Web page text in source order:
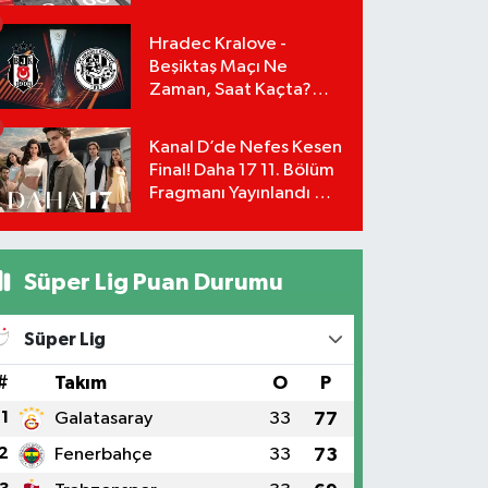
Hradec Kralove -
Beşiktaş Maçı Ne
Zaman, Saat Kaçta?
Detayları!
Kanal D’de Nefes Kesen
Final! Daha 17 11. Bölüm
Fragmanı Yayınlandı Mı?
Süper Lig Puan Durumu
Süper Lig
Takım O P
1 Galatasaray 33 77
Fenerbahçe 33 73